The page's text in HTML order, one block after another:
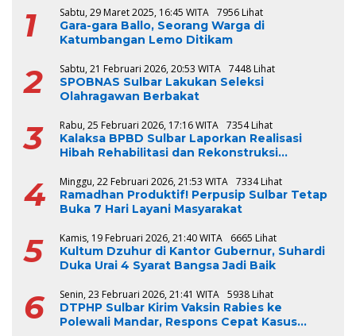
1 Sabtu, 29 Maret 2025, 16:45 WITA 7956 Lihat
Gara-gara Ballo, Seorang Warga di
Katumbangan Lemo Ditikam
2 Sabtu, 21 Februari 2026, 20:53 WITA 7448 Lihat
SPOBNAS Sulbar Lakukan Seleksi
Olahragawan Berbakat
3 Rabu, 25 Februari 2026, 17:16 WITA 7354 Lihat
Kalaksa BPBD Sulbar Laporkan Realisasi
Hibah Rehabilitasi dan Rekonstruksi
4 Minggu, 22 Februari 2026, 21:53 WITA 7334 Lihat
Ramadhan Produktif! Perpusip Sulbar Tetap
Buka 7 Hari Layani Masyarakat
5 Kamis, 19 Februari 2026, 21:40 WITA 6665 Lihat
Kultum Dzuhur di Kantor Gubernur, Suhardi
Duka Urai 4 Syarat Bangsa Jadi Baik
6 Senin, 23 Februari 2026, 21:41 WITA 5938 Lihat
DTPHP Sulbar Kirim Vaksin Rabies ke
Polewali Mandar, Respons Cepat Kasus